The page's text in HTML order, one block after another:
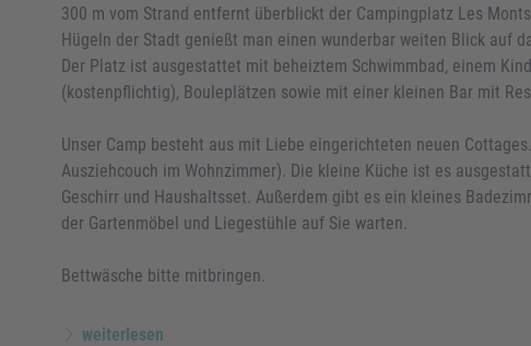
300 m vom Strand entfernt überblickt der Campingplatz Les
Hügeln der Stadt genießt man einen wunderbar weiten Blick auf
Der Platz ist ausgestattet mit beheiztem Schwimmbad, einem
(kostenpflichtig), Bouleplätzen sowie mit einer kleinen Bar mit
Unser Camp besteht aus mit Liebe eingerichteten neuen
Ausziehcouch im Wohnzimmer). Die kleine Küche ist es
Geschirr und Haushaltsset. Außerdem gibt es ein kleines
der Gartenmöbel und Liegestühle auf Sie warten.
Bettwäsche bitte mitbringen.
weiterlesen